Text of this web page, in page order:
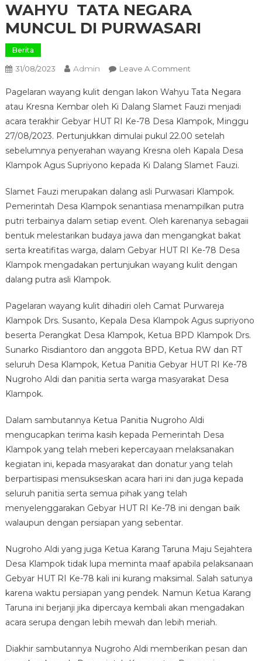
WAHYU TATA NEGARA
MUNCUL DI PURWASARI
Berita
31/08/2023 Admin Leave A CommentOn
TATA
NEGARA
MUNCUL
DI
PURWASARI
Pagelaran wayang kulit dengan lakon Wahyu Tata Negara
atau Kresna Kembar oleh Ki Dalang Slamet Fauzi menjadi
acara terakhir Gebyar HUT RI Ke-78 Desa Klampok, Minggu
27/08/2023. Pertunjukkan dimulai pukul 22.00 setelah
sebelumnya penyerahan wayang Kresna oleh Kapala Desa
Klampok Agus Supriyono kepada Ki Dalang Slamet Fauzi.
Slamet Fauzi merupakan dalang asli Purwasari Klampok.
Pemerintah Desa Klampok senantiasa menampilkan putra
putri terbainya dalam setiap event. Oleh karenanya sebagaii
bentuk melestarikan budaya jawa dan mengangkat bakat
serta kreatifitas warga, dalam Gebyar HUT RI Ke-78 Desa
Klampok mengadakan pertunjukan wayang kulit dengan
dalang putra asli Klampok.
Pagelaran wayang kulit dihadiri oleh Camat Purwareja
Klampok Drs. Susanto, Kepala Desa Klampok Agus supriyono
beserta Perangkat Desa Klampok, Ketua BPD Klampok Drs.
Sunarko Risdiantoro dan anggota BPD, Ketua RW dan RT
seluruh Desa Klampok, Ketua Panitia Gebyar HUT RI Ke-78
Nugroho Aldi dan panitia serta warga masyarakat Desa
Klampok.
Dalam sambutannya Ketua Panitia Nugroho Aldi
mengucapkan terima kasih kepada Pemerintah Desa
Klampok yang telah meberi kepercayaan melaksanakan
kegiatan ini, kepada masyarakat dan donatur yang telah
berpartisipasi mensukseskan acara hari ini dan juga kepada
seluruh panitia serta semua pihak yang telah
menyelenggarakan Gebyar HUT RI Ke-78 ini dengan baik
walaupun dengan persiapan yang sebentar.
Nugroho Aldi yang juga Ketua Karang Taruna Maju Sejahtera
Desa Klampok tidak lupa meminta maaf apabila pelaksanaan
Gebyar HUT RI Ke-78 kali ini kurang maksimal. Salah satunya
karena waktu persiapan yang pendek. Namun Ketua Karang
Taruna ini berjanji jika dipercaya kembali akan mengadakan
acara serupa dengan lebih mewah dan lebih meriah.
Diakhir sambutannya Nugroho Aldi memberikan pesan dan